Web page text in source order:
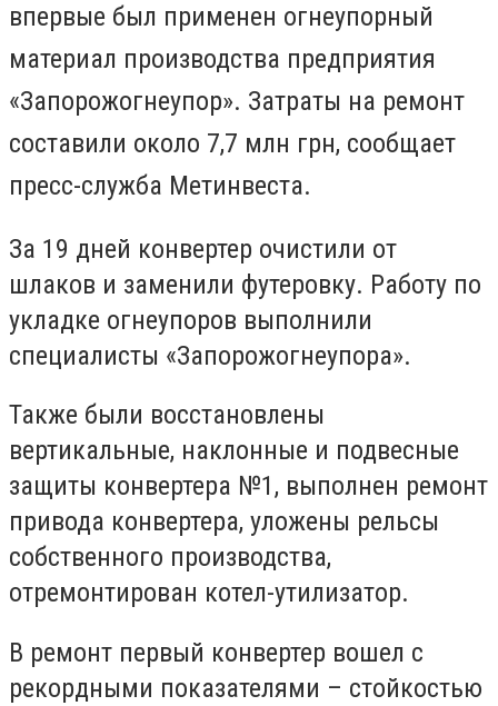
впервые был применен огнеупорный
материал производства предприятия
«Запорожогнеупор». Затраты на ремонт
составили около 7,7 млн грн, сообщает
пресс-служба Метинвеста.
За 19 дней конвертер очистили от
шлаков и заменили футеровку. Работу по
укладке огнеупоров выполнили
специалисты «Запорожогнеупора».
Также были восстановлены
вертикальные, наклонные и подвесные
защиты конвертера №1, выполнен ремонт
привода конвертера, уложены рельсы
собственного производства,
отремонтирован котел-утилизатор.
В ремонт первый конвертер вошел с
рекордными показателями – стойкостью